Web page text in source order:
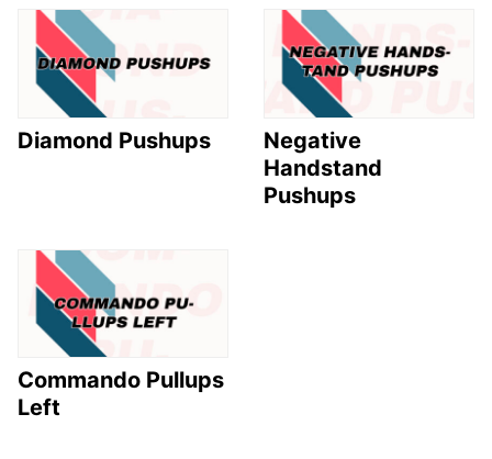
Diamond Pushups
Negative
Handstand
Pushups
Commando Pullups
Left